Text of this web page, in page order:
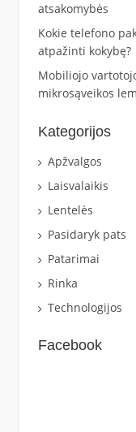
atsakomybės
Kokie telefono
atpažinti kokybę?
Mobiliojo
mikrosąveikos
Kategorijos
Apžvalgos
Laisvalaikis
Lentelės
Pasidaryk pats
Patarimai
Rinka
Technologijos
Facebook